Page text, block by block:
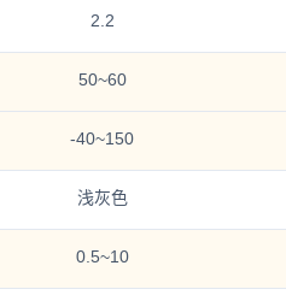
2.2
50~60
-40~150
浅灰色
0.5~10